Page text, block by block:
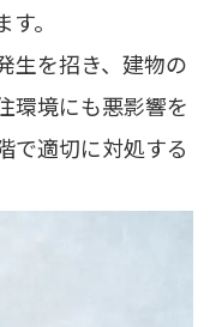
。
生を招き、建物の
環境にも悪影響を
で適切に対処する